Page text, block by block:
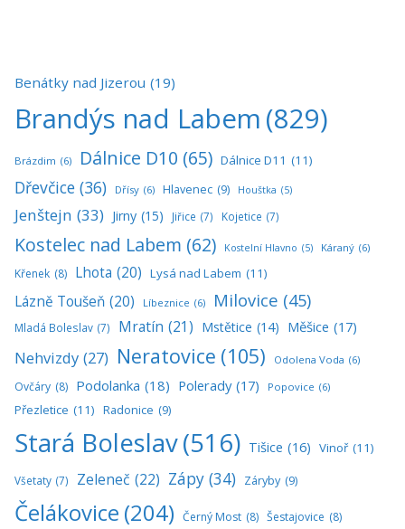
Benátky nad Jizerou (19)
Brandýs nad Labem (829)
Brázdim (6) Dálnice D10 (65) Dálnice D11 (11)
Dřevčice (36) Dřísy (6) Hlavenec (9) Houštka (5)
Jenštejn (33) Jirny (15) Jiřice (7) Kojetice (7)
Kostelec nad Labem (62) Kostelní Hlavno (5) Káraný (6)
Křenek (8) Lhota (20) Lysá nad Labem (11)
Lázně Toušeň (20) Líbeznice (6) Milovice (45)
Mladá Boleslav (7) Mratín (21) Mstětice (14) Měšice (17)
Nehvizdy (27) Neratovice (105) Odolena Voda (6)
Ovčáry (8) Podolanka (18) Polerady (17) Popovice (6)
Přezletice (11) Radonice (9)
Stará Boleslav(516) Tišice (16) Vinoř (11)
Všetaty (7) Zeleneč (22) Zápy (34) Záryby (9)
Čelákovice (204) Černý Most (8) Šestajovice (8)